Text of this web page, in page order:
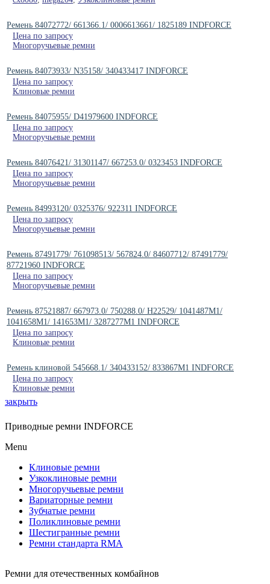
Ремень 84072772/ 661366.1/ 0006613661/ 1825189 INDFORCE
Цена по запросу
Многоручьевые ремни
Ремень 84073933/ N35158/ 340433417 INDFORCE
Цена по запросу
Клиновые ремни
Ремень 84075955/ D41979600 INDFORCE
Цена по запросу
Многоручьевые ремни
Ремень 84076421/ 31301147/ 667253.0/ 0323453 INDFORCE
Цена по запросу
Многоручьевые ремни
Ремень 84993120/ 0325376/ 922311 INDFORCE
Цена по запросу
Многоручьевые ремни
Ремень 87491779/ 761098513/ 567824.0/ 84607712/ 87491779/
87721960 INDFORCE
Цена по запросу
Многоручьевые ремни
Ремень 87521887/ 667973.0/ 750288.0/ H22529/ 1041487M1/
1041658M1/ 141653M1/ 3287277M1 INDFORCE
Цена по запросу
Клиновые ремни
Ремень клиновой 545668.1/ 340433152/ 833867M1 INDFORCE
Цена по запросу
Клиновые ремни
закрыть
Приводные ремни INDFORCE
Menu
Клиновые ремни
Узкоклиновые ремни
Многоручьевые ремни
Вариаторные ремни
Зубчатые ремни
Поликлиновые ремни
Шестигранные ремни
Ремни стандарта RMA
Ремни для отечественных комбайнов